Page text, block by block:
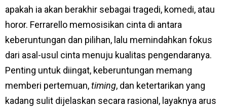
apakah ia akan berakhir sebagai tragedi, komedi, atau
horor. Ferrarello memosisikan cinta di antara
keberuntungan dan pilihan, lalu memindahkan fokus
dari asal-usul cinta menuju kualitas pengendaranya.
Penting untuk diingat, keberuntungan memang
memberi pertemuan,timing, dan ketertarikan yang
kadang sulit dijelaskan secara rasional, layaknya arus